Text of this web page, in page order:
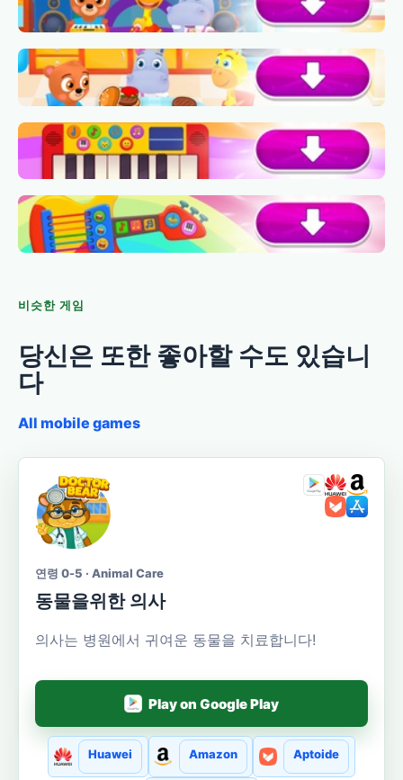
비슷한 게임
당신은 또한 좋아할 수도 있습니
다
All mobile games
연령 0-5 · Animal Care
동물을위한 의사
의사는 병원에서 귀여운 동물을 치료합니다!
Play on Google Play
Huawei Amazon Aptoide